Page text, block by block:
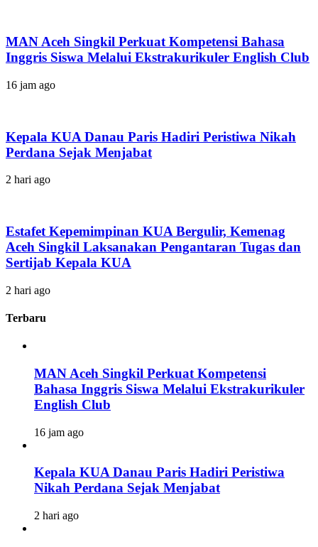
MAN Aceh Singkil Perkuat Kompetensi Bahasa
Inggris Siswa Melalui Ekstrakurikuler English Club
16 jam ago
Kepala KUA Danau Paris Hadiri Peristiwa Nikah
Perdana Sejak Menjabat
2 hari ago
Estafet Kepemimpinan KUA Bergulir, Kemenag
Aceh Singkil Laksanakan Pengantaran Tugas dan
Sertijab Kepala KUA
2 hari ago
Terbaru
MAN Aceh Singkil Perkuat Kompetensi
Bahasa Inggris Siswa Melalui Ekstrakurikuler
English Club
16 jam ago
Kepala KUA Danau Paris Hadiri Peristiwa
Nikah Perdana Sejak Menjabat
2 hari ago